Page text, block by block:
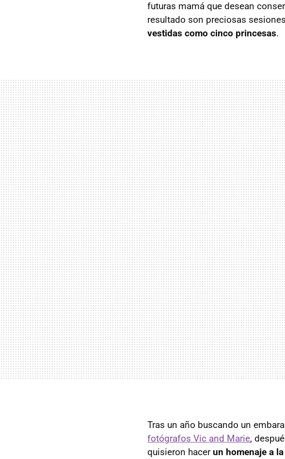
futuras mamá que desean
resultado son preciosas
vestidas como cinco princesas.
Tras un año buscando un
fotógrafos Vic and Marie,
quisieron hacer un homenaje a